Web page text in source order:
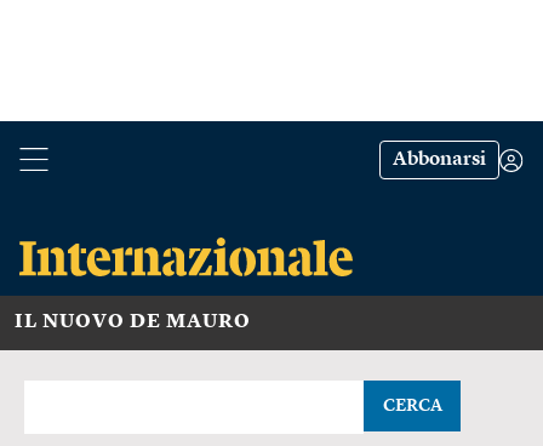
Abbonarsi
IL NUOVO DE MAURO
CERCA